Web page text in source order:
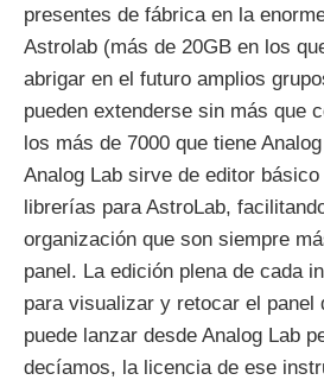
presentes de fábrica en la
Astrolab (más de 20GB en los
abrigar en el futuro amplios
pueden extenderse sin más que
los más de 7000 que tiene
Analog Lab sirve de editor
librerías para AstroLab,
organización que son siempre
panel. La edición plena de cada
para visualizar y retocar el panel
puede lanzar desde Analog Lab
decíamos, la licencia de ese